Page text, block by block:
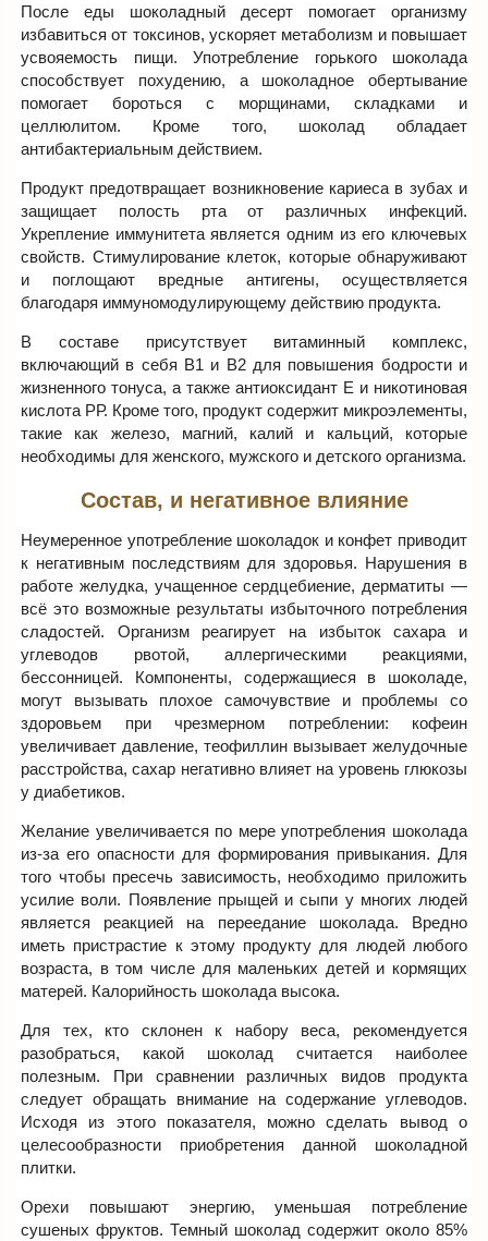
После еды шоколадный десерт помогает организму
избавиться от токсинов, ускоряет метаболизм и повышает
усвояемость пищи. Употребление горького шоколада
способствует похудению, а шоколадное обертывание
помогает бороться с морщинами, складками и
целлюлитом. Кроме того, шоколад обладает
антибактериальным действием.
Продукт предотвращает возникновение кариеса в зубах и
защищает полость рта от различных инфекций.
Укрепление иммунитета является одним из его ключевых
свойств. Стимулирование клеток, которые обнаруживают
и поглощают вредные антигены, осуществляется
благодаря иммуномодулирующему действию продукта.
В составе присутствует витаминный комплекс,
включающий в себя В1 и В2 для повышения бодрости и
жизненного тонуса, а также антиоксидант Е и никотиновая
кислота РР. Кроме того, продукт содержит микроэлементы,
такие как железо, магний, калий и кальций, которые
необходимы для женского, мужского и детского организма.
Состав, и негативное влияние
Неумеренное употребление шоколадок и конфет приводит
к негативным последствиям для здоровья. Нарушения в
работе желудка, учащенное сердцебиение, дерматиты —
всё это возможные результаты избыточного потребления
сладостей. Организм реагирует на избыток сахара и
углеводов рвотой, аллергическими реакциями,
бессонницей. Компоненты, содержащиеся в шоколаде,
могут вызывать плохое самочувствие и проблемы со
здоровьем при чрезмерном потреблении: кофеин
увеличивает давление, теофиллин вызывает желудочные
расстройства, сахар негативно влияет на уровень глюкозы
у диабетиков.
Желание увеличивается по мере употребления шоколада
из-за его опасности для формирования привыкания. Для
того чтобы пресечь зависимость, необходимо приложить
усилие воли. Появление прыщей и сыпи у многих людей
является реакцией на переедание шоколада. Вредно
иметь пристрастие к этому продукту для людей любого
возраста, в том числе для маленьких детей и кормящих
матерей. Калорийность шоколада высока.
Для тех, кто склонен к набору веса, рекомендуется
разобраться, какой шоколад считается наиболее
полезным. При сравнении различных видов продукта
следует обращать внимание на содержание углеводов.
Исходя из этого показателя, можно сделать вывод о
целесообразности приобретения данной шоколадной
плитки.
Орехи повышают энергию, уменьшая потребление
сушеных фруктов. Темный шоколад содержит около 85%